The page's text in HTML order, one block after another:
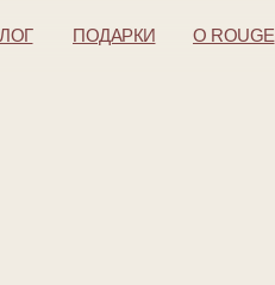
ПОДАРКИ O ROUGE